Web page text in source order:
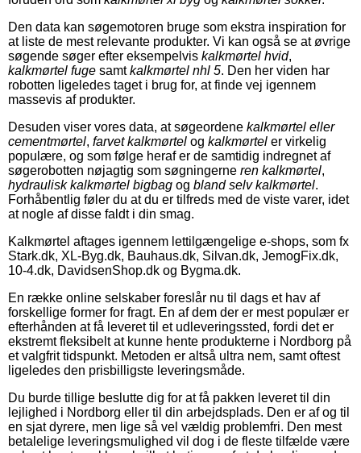
Den data kan søgemotoren bruge som ekstra inspiration for
at liste de mest relevante produkter. Vi kan også se at øvrige
søgende søger efter eksempelvis kalkmørtel hvid,
kalkmørtel fuge samtkalkmørtel nhl 5. Den her viden har
robotten ligeledes taget i brug for, at finde vej igennem
massevis af produkter.
Desuden viser vores data, at søgeordene kalkmørtel eller
cementmørtel, farvet kalkmørtel og kalkmørtel er virkelig
populære, og som følge heraf er de samtidig indregnet af
søgerobotten nøjagtig som søgningerne ren kalkmørtel,
hydraulisk kalkmørtel bigbag og bland selv kalkmørtel.
Forhåbentlig føler du at du er tilfreds med de viste varer, idet
at nogle af disse faldt i din smag.
Kalkmørtel aftages igennem lettilgængelige e-shops, som fx
Stark.dk, XL-Byg.dk, Bauhaus.dk, Silvan.dk, JemogFix.dk,
10-4.dk, DavidsenShop.dk og Bygma.dk.
En række online selskaber foreslår nu til dags et hav af
forskellige former for fragt. En af dem der er mest populær er
efterhånden at få leveret til et udleveringssted, fordi det er
ekstremt fleksibelt at kunne hente produkterne i Nordborg på
et valgfrit tidspunkt. Metoden er altså ultra nem, samt oftest
ligeledes den prisbilligste leveringsmåde.
Du burde tillige beslutte dig for at få pakken leveret til din
lejlighed i Nordborg eller til din arbejdsplads. Den er af og til
en sjat dyrere, men lige så vel vældig problemfri. Den mest
betalelige leveringsmulighed vil dog i de fleste tilfælde være